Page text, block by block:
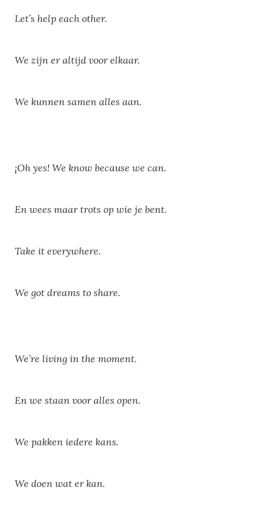
Let’s help each other.
We zijn er altijd voor elkaar.
We kunnen samen alles aan.
¡Oh yes! We know because we can.
En wees maar trots op wie je bent.
Take it everywhere.
We got dreams to share.
We’re living in the moment.
En we staan voor alles open.
We pakken iedere kans.
We doen wat er kan.